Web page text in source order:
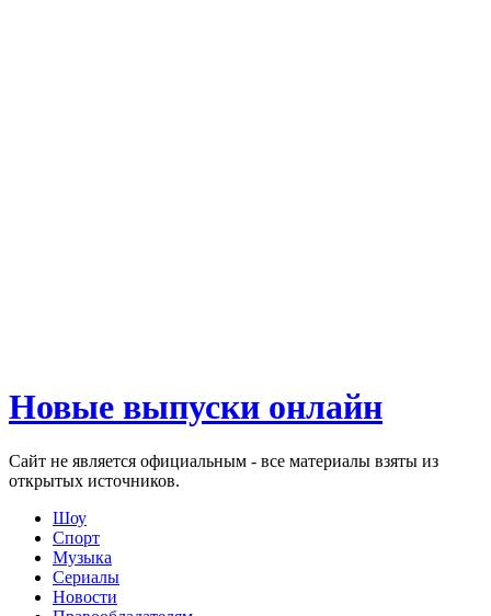
Новые выпуски онлайн
Сайт не является официальным - все материалы взяты из
открытых источников.
Шоу
Спорт
Музыка
Сериалы
Новости